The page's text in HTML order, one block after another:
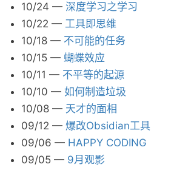
10/24 — 深度学习之学习
10/22 — 工具即思维
10/18 — 不可能的任务
10/15 — 蝴蝶效应
10/11 — 不平等的起源
10/10 — 如何制造垃圾
10/08 — 天才的面相
09/12 — 爆改Obsidian工具
09/06 — HAPPY CODING
09/05 — 9月观影